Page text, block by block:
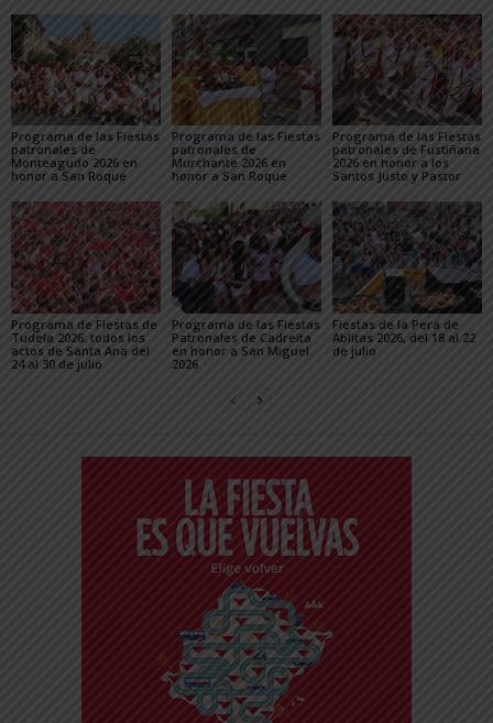
Programa de las Fiestas
patronales de
Monteagudo 2026 en
honor a San Roque
Programa de las Fiestas
patronales de
Murchante 2026 en
honor a San Roque
Programa de las Fiestas
patronales de Fustiñana
2026 en honor a los
Santos Justo y Pastor
Programa de Fiestas de
Tudela 2026: todos los
actos de Santa Ana del
24 al 30 de julio
Programa de las Fiestas
Patronales de Cadreita
en honor a San Miguel
2026
Fiestas de la Pera de
Ablitas 2026, del 18 al 22
de julio